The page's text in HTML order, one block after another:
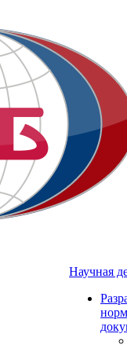
Научная